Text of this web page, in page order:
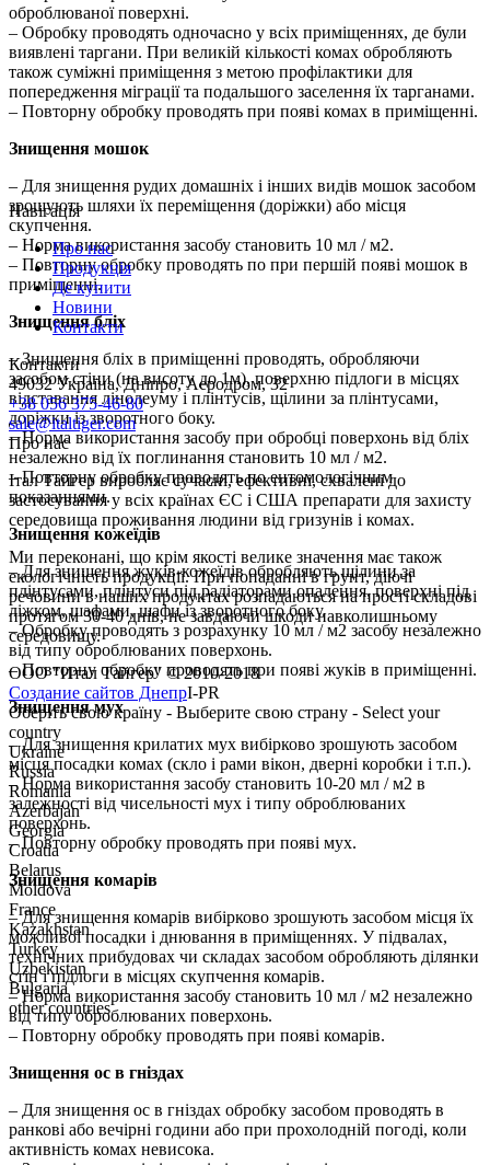
оброблюваної поверхні.
– Обробку проводять одночасно у всіх приміщеннях, де були
виявлені таргани. При великій кількості комах обробляють
також суміжні приміщення з метою профілактики для
попередження міграції та подальшого заселення їх тарганами.
– Повторну обробку проводять при появі комах в приміщенні.
Знищення мошок
– Для знищення рудих домашніх і інших видів мошок засобом
зрошують шляхи їх переміщення (доріжки) або місця
скупчення.
– Норма використання засобу становить 10 мл / м2.
– Повторну обробку проводять по при першій появі мошок в
приміщенні.
Знищення бліх
– Знищення бліх в приміщенні проводять, обробляючи
засобом стіни (на висоту до 1м), поверхню підлоги в місцях
відставання лінолеуму і плінтусів, щілини за плінтусами,
доріжки із зворотного боку.
– Норма використання засобу при обробці поверхонь від бліх
незалежно від їх поглинання становить 10 мл / м2.
– Повторну обробку проводять по ентомологічним
показаннями.
Знищення кожеїдів
– Для знищення жуків-кожеїдів обробляють щілини за
плінтусами, плінтуси під радіаторами опалення, поверхні під
ліжком, шафами, шафи із зворотного боку.
– Обробку проводять з розрахунку 10 мл / м2 засобу незалежно
від типу оброблюваних поверхонь.
– Повторну обробку проводять при появі жуків в приміщенні.
Знищення мух
– Для знищення крилатих мух вибірково зрошують засобом
місця посадки комах (скло і рами вікон, дверні коробки і т.п.).
– Норма використання засобу становить 10-20 мл / м2 в
залежності від чисельності мух і типу оброблюваних
поверхонь.
– Повторну обробку проводять при появі мух.
Знищення комарів
– Для знищення комарів вибірково зрошують засобом місця їх
можливої ​​посадки і днювання в приміщеннях. У підвалах,
технічних прибудовах чи складах засобом обробляють ділянки
стін і підлоги в місцях скупчення комарів.
– Норма використання засобу становить 10 мл / м2 незалежно
від типу оброблюваних поверхонь.
– Повторну обробку проводять при появі комарів.
Знищення ос в гніздах
– Для знищення ос в гніздах обробку засобом проводять в
ранкові або вечірні години або при прохолодній погоді, коли
активність комах невисока.
Навігація
Про нас
Продукція
Де купити
Новини
Контакти
Контакти
49032 Україна, Дніпро, Аеродром, 32
+38 056 375-46-80
sale@italtiger.com
Про нас
Італ Тайгер виробляє сучасні, ефективні, схвалені до
застосування у всіх країнах ЄС і США препарати для захисту
середовища проживання людини від гризунів і комах.
Ми переконані, що крім якості велике значення має також
екологічність продукції. При попаданні в грунт, діючі
речовини в наших продуктах розпадаються на прості складові
протягом 30-40 днів, не завдаючи шкоди навколишньому
середовищу.
ООО "Итал Тайгер" © 2010-2018
Создание сайтов ДнепрI-PR
Оберіть свою країну - Выберите свою страну - Select your
country
Ukraine
Russia
Romania
Azerbajan
Georgia
Croatia
Belarus
Moldova
France
Kazakhstan
Turkey
Uzbekistan
Bulgaria
other countries